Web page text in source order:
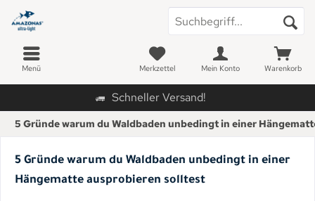
Schneller Versand!
Menü Warenkorb
Merkzettel Mein Konto
5 Gründe warum du Waldbaden unbedingt in einer
5 Gründe warum du Waldbaden unbedingt in einer
Hängematte ausprobieren solltest